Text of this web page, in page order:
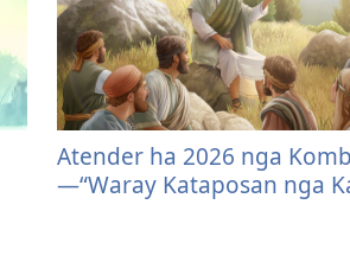
Atender ha 2026 nga
—“Waray Kataposan nga